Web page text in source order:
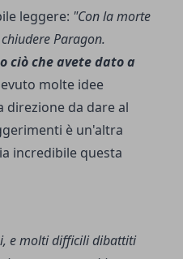
leggere: "Con la morte
Paragon.
ciò che avete dato a
molte idee
direzione da dare al
è un'altra
incredibile questa
e molti difficili dibattiti